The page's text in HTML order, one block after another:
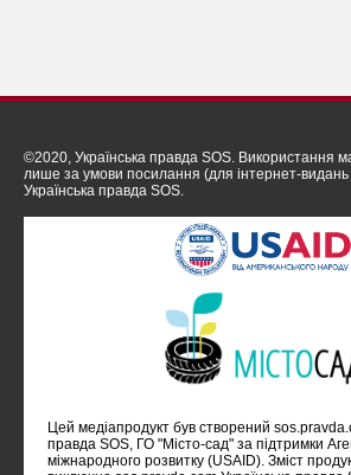
©2020, Українська правда SOS. Використання
лише за умови посилання (для інтернет-
Українська правда SOS.
Цей медіапродукт був створений
правда SOS, ГО "Місто-сад" за підтримки
міжнародного розвитку (USAID). Зміст